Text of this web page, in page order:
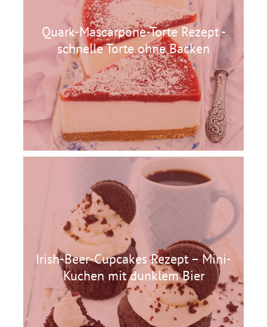
Quark-Mascarpone-Torte Rezept -
schnelle Torte ohne Backen
Irish-Beer-Cupcakes Rezept – Mini-
Kuchen mit dunklem Bier